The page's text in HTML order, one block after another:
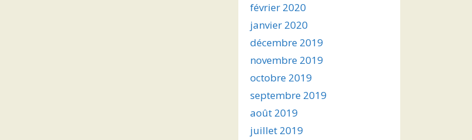
février 2020
janvier 2020
décembre 2019
novembre 2019
octobre 2019
septembre 2019
août 2019
juillet 2019